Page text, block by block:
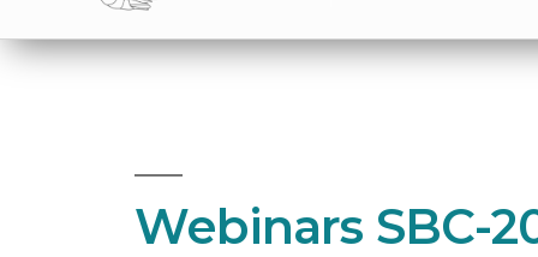
Webinars SBC-